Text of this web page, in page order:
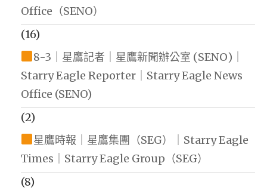
Office（SENO）
(16)
8-3｜星鷹記者｜星鷹新聞辦公室 (SENO)｜
Starry Eagle Reporter｜Starry Eagle News
Office (SENO)
(2)
星鷹時報｜星鷹集團（SEG）｜Starry Eagle
Times｜Starry Eagle Group（SEG）
(8)